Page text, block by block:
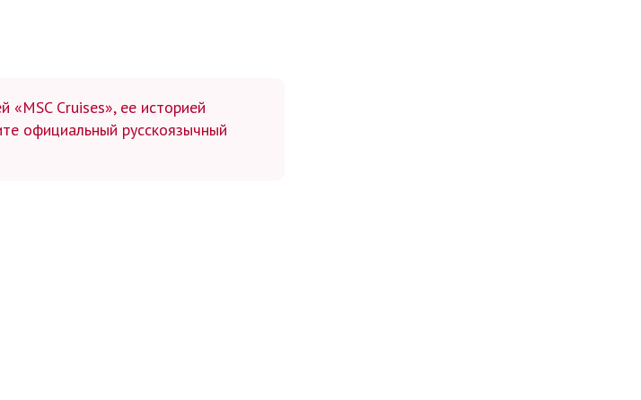
«MSC Cruises», ее историей
официальный русскоязычный